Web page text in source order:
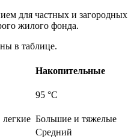
для частных и загородных
жилого фонда.
в таблице.
Накопительные
95 °С
Большие и тяжелые
Средний